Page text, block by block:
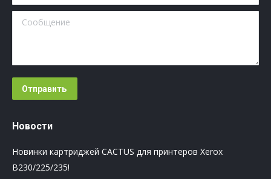
Сообщение
Отправить
Новости
Новинки картриджей CACTUS для принтеров Xerox
B230/225/235!